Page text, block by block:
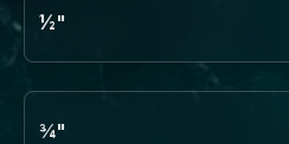
½"
¾"